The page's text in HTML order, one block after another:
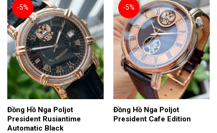
-5%
Đồng Hồ Nga Poljot
President Rusiantime
Automatic Black
-5%
Đồng Hồ Nga Poljot
President Cafe Edition